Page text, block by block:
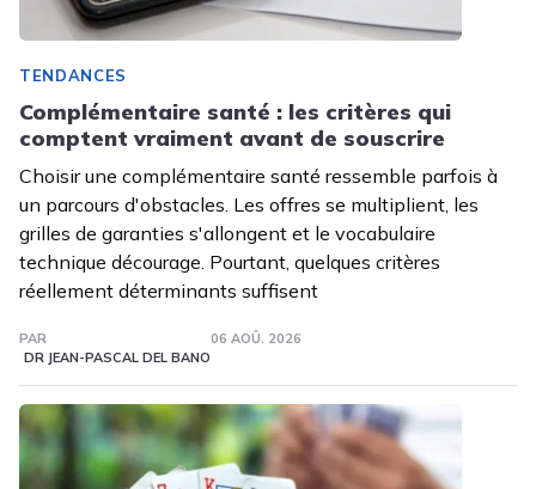
TENDANCES
Complémentaire santé : les critères qui
comptent vraiment avant de souscrire
Choisir une complémentaire santé ressemble parfois à
un parcours d'obstacles. Les offres se multiplient, les
grilles de garanties s'allongent et le vocabulaire
technique décourage. Pourtant, quelques critères
réellement déterminants suffisent
PAR
DR JEAN-PASCAL DEL BANO
06 AOÛ. 2026